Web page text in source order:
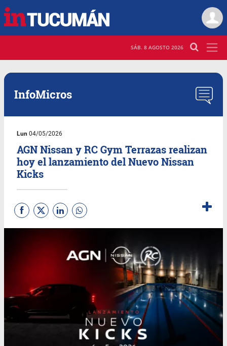
SÁB. 8 AGOSTO 2026
InfoMicros
Lun 04/05/2026
AGN Nissan y RC Gym Terrazas realizan
hoy el lanzamiento del Nuevo Nissan
Kicks